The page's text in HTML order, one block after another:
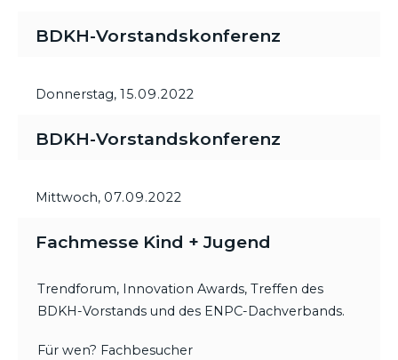
BDKH-Vorstandskonferenz
Donnerstag, 15.09.2022
BDKH-Vorstandskonferenz
Mittwoch, 07.09.2022
Fachmesse Kind + Jugend
Trendforum, Innovation Awards, Treffen des
BDKH-Vorstands und des ENPC-Dachverbands.
Für wen? Fachbesucher